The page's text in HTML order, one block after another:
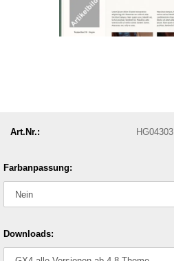
Art.Nr.: HG04303
Farbanpassung:
Downloads: